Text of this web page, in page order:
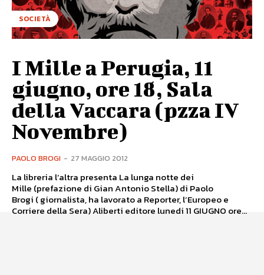
SOCIETÀ
I Mille a Perugia, 11
giugno, ore 18, Sala
della Vaccara (pzza IV
Novembre)
PAOLO BROGI - 27 MAGGIO 2012
La libreria l’altra presenta La lunga notte dei
Mille (prefazione di Gian Antonio Stella) di Paolo
Brogi ( giornalista, ha lavorato a Reporter, l’Europeo e
Corriere della Sera) Aliberti editore lunedi 11 GIUGNO ore...